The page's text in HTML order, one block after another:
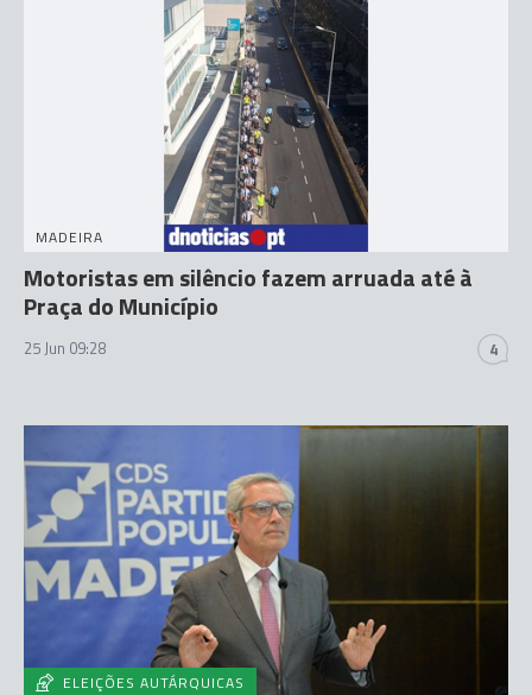
MADEIRA
Motoristas em silêncio fazem arruada até à
Praça do Município
25 Jun 09:28 4
ELEIÇÕES AUTÁRQUICAS